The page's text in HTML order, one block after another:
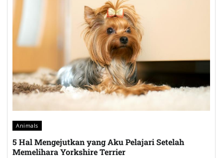
Animals
5 Hal Mengejutkan yang Aku Pelajari Setelah
Memelihara Yorkshire Terrier